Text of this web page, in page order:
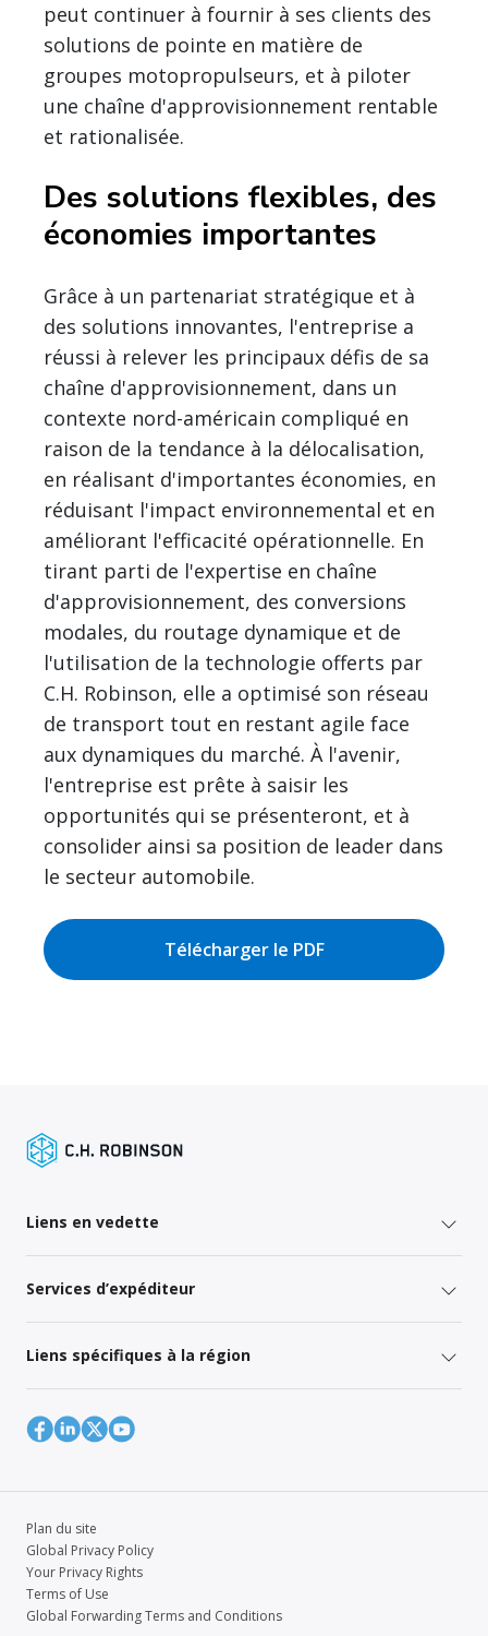
peut continuer à fournir à ses clients des
solutions de pointe en matière de
groupes motopropulseurs, et à piloter
une chaîne d'approvisionnement rentable
et rationalisée.
Des solutions flexibles, des
économies importantes
Grâce à un partenariat stratégique et à
des solutions innovantes, l'entreprise a
réussi à relever les principaux défis de sa
chaîne d'approvisionnement, dans un
contexte nord-américain compliqué en
raison de la tendance à la délocalisation,
en réalisant d'importantes économies, en
réduisant l'impact environnemental et en
améliorant l'efficacité opérationnelle. En
tirant parti de l'expertise en chaîne
d'approvisionnement, des conversions
modales, du routage dynamique et de
l'utilisation de la technologie offerts par
C.H. Robinson, elle a optimisé son réseau
de transport tout en restant agile face
aux dynamiques du marché. À l'avenir,
l'entreprise est prête à saisir les
opportunités qui se présenteront, et à
consolider ainsi sa position de leader dans
le secteur automobile.
Télécharger le PDF
Liens en vedette
Services d’expéditeur
Liens spécifiques à la région
Plan du site
Global Privacy Policy
Your Privacy Rights
Terms of Use
Global Forwarding Terms and Conditions